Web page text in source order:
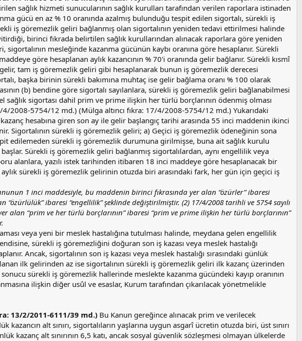
sağlık hizmeti sunucularının sağlık kurulları tarafından verilen raporlara istinaden
gücü en az % 10 oranında azalmış bulunduğu tespit edilen sigortalı, sürekli iş
iş göremezlik geliri bağlanmış olan sigortalının yeniden tedavi ettirilmesi halinde
birinci fıkrada belirtilen sağlık kurullarından alınacak raporlara göre yeniden
mesleğinde kazanma gücünün kaybı oranına göre hesaplanır. Sürekli
göre hesaplanan aylık kazancının % 70'i oranında gelir bağlanır. Sürekli kısmî
tam iş göremezlik geliri gibi hesaplanarak bunun iş göremezlik derecesi
başka birinin sürekli bakımına muhtaç ise gelir bağlama oranı % 100 olarak
(b) bendine göre sigortalı sayılanlara, sürekli iş göremezlik geliri bağlanabilmesi
sağlık sigortası dahil prim ve prime ilişkin her türlü borçlarının ödenmiş olması
2008-5754/12 md.) (Mülga altıncı fıkra: 17/4/2008-5754/12 md.) Yukarıdaki
hesabına giren son ay ile gelir başlangıç tarihi arasında 55 inci maddenin ikinci
Sigortalının sürekli iş göremezlik geliri; a) Geçici iş göremezlik ödeneğinin sona
edilemeden sürekli iş göremezlik durumuna girilmişse, buna ait sağlık kurulu
Sürekli iş göremezlik geliri bağlanmış sigortalılardan, aynı engellilik veya
alanlara, yazılı istek tarihinden itibaren 18 inci maddeye göre hesaplanacak bir
sürekli iş göremezlik gelirinin otuzda biri arasındaki fark, her gün için geçici iş
1 inci maddesiyle, bu maddenin birinci fıkrasında yer alan “özürler” ibaresi
“özürlülük” ibaresi “engellilik” şeklinde değiştirilmiştir. (2) 17/4/2008 tarihli ve 5754 sayılı
alan “prim ve her türlü borçlarının” ibaresi “prim ve prime ilişkin her türlü borçlarının”
veya yeni bir meslek hastalığına tutulması halinde, meydana gelen engellilik
sürekli iş göremezliğini doğuran son iş kazası veya meslek hastalığı
Ancak, sigortalının son iş kazası veya meslek hastalığı sırasındaki günlük
ilk gelirinden az ise sigortalının sürekli iş göremezlik geliri ilk kazanç üzerinden
sonucu sürekli iş göremezlik hallerinde meslekte kazanma gücündeki kayıp oranının
ilişkin diğer usûl ve esaslar, Kurum tarafından çıkarılacak yönetmelikle
13/2/2011-6111/39 md.) Bu Kanun gereğince alınacak prim ve verilecek
kazancın alt sınırı, sigortalıların yaşlarına uygun asgarî ücretin otuzda biri, üst sınırı
kazanç alt sınırının 6,5 katı, ancak sosyal güvenlik sözleşmesi olmayan ülkelerde